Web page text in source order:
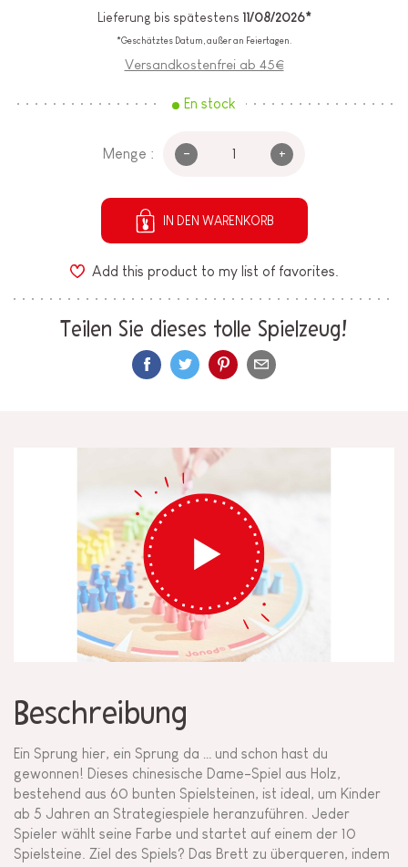
Lieferung bis spätestens 11/08/2026*
*Geschätztes Datum, außer an Feiertagen.
Versandkostenfrei ab 45€
En stock
Menge : - +
IN DEN WARENKORB
Add this product to my list of favorites.
Teilen Sie dieses tolle Spielzeug!
Beschreibung
Ein Sprung hier, ein Sprung da … und schon hast du
gewonnen! Dieses chinesische Dame-Spiel aus Holz,
bestehend aus 60 bunten Spielsteinen, ist ideal, um Kinder
ab 5 Jahren an Strategiespiele heranzuführen. Jeder
Spieler wählt seine Farbe und startet auf einem der 10
Spielsteine. Ziel des Spiels? Das Brett zu überqueren, indem